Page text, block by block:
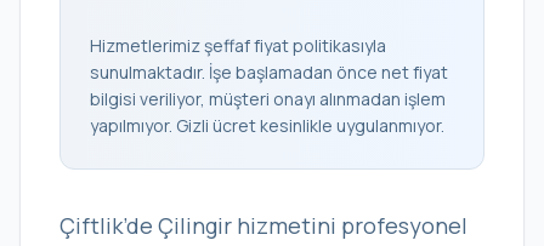
Hizmetlerimiz şeffaf fiyat politikasıyla
sunulmaktadır. İşe başlamadan önce net fiyat
bilgisi veriliyor, müşteri onayı alınmadan işlem
yapılmıyor. Gizli ücret kesinlikle uygulanmıyor.
Çiftlik’de Çilingir hizmetini profesyonel